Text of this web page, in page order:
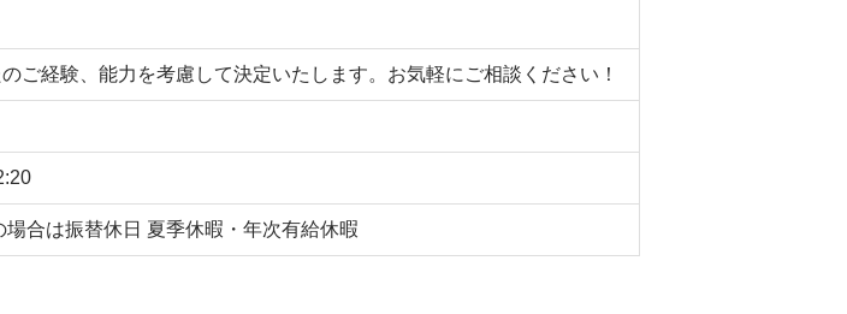
ご経験、能力を考慮して決定いたします。お気軽にご相談ください！
合は振替休日 夏季休暇・年次有給休暇